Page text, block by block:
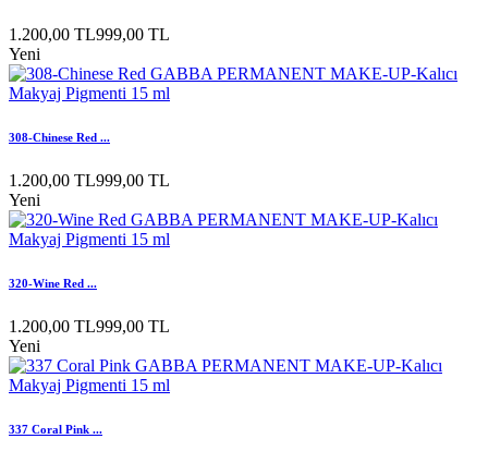
1.200,00 TL999,00 TL
Yeni
308-Chinese Red ...
1.200,00 TL999,00 TL
Yeni
320-Wine Red ...
1.200,00 TL999,00 TL
Yeni
337 Coral Pink ...